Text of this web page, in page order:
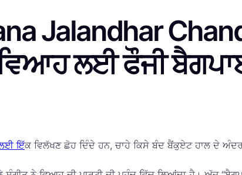
Jalandhar
ਲਈ ਫੌਜੀ
ਇੱਕ ਵਿਲੱਖਣ ਛੋਹ ਦਿੰਦੇ ਹਨ, ਚਾਹੇ ਕਿਸੇ ਬੰਦ ਬੈਂਕੁਏਟ ਹਾਲ ਦੇ